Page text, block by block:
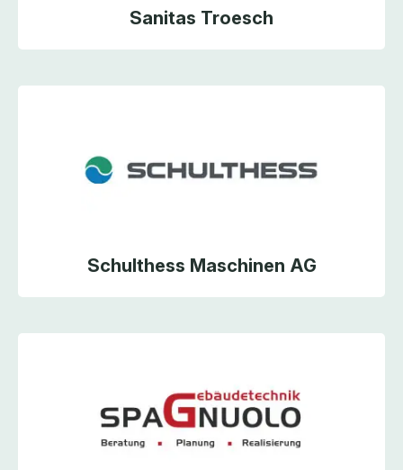
Sanitas Troesch
Schulthess Maschinen AG